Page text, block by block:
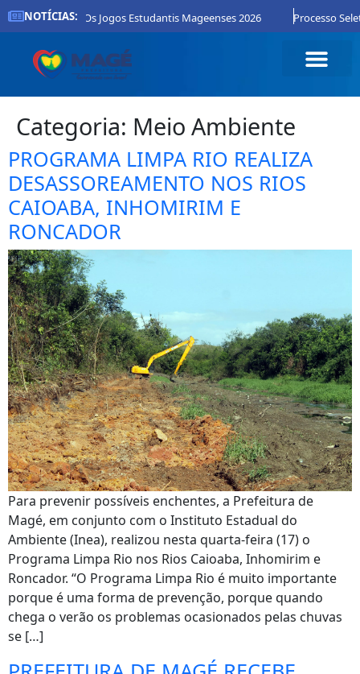
NOTÍCIAS:
Para Os Jogos Estudantis Mageenses 2026 Processo Seletivo
Categoria: Meio Ambiente
PROGRAMA LIMPA RIO REALIZA
DESASSOREAMENTO NOS RIOS
CAIOABA, INHOMIRIM E
RONCADOR
Para prevenir possíveis enchentes, a Prefeitura de
Magé, em conjunto com o Instituto Estadual do
Ambiente (Inea), realizou nesta quarta-feira (17) o
Programa Limpa Rio nos Rios Caioaba, Inhomirim e
Roncador. “O Programa Limpa Rio é muito importante
porque é uma forma de prevenção, porque quando
chega o verão os problemas ocasionados pelas chuvas
se […]